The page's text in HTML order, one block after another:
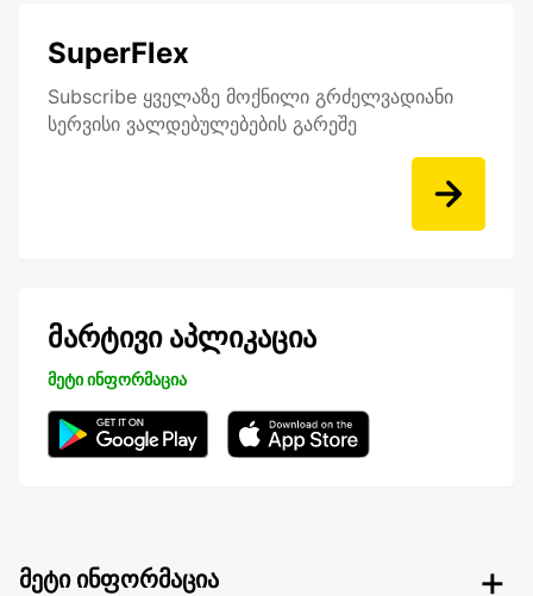
SuperFlex
Subscribe ყველაზე მოქნილი გრძელვადიანი
სერვისი ვალდებულებების გარეშე
მარტივი აპლიკაცია
მეტი ინფორმაცია
მეტი ინფორმაცია